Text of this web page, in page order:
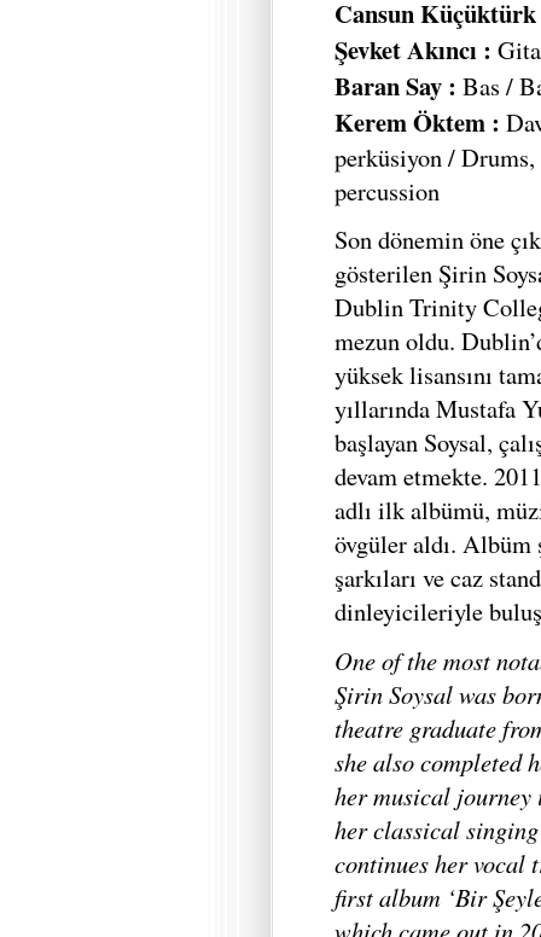
Cansun
Şevket Akıncı :
Baran Say : Bas /
Kerem Öktem :
perküsiyon / Drums,
percussion
Son dönemin öne
gösterilen Şirin
Dublin Trinity
mezun oldu.
yüksek lisansını
yıllarında Mustafa
başlayan Soysal,
devam etmekte.
adlı ilk albümü,
övgüler aldı. Albüm
şarkıları ve caz
dinleyicileriyle
One of the most
Şirin Soysal was
theatre graduate
she also completed
her musical
her classical
continues her vocal
first album ‘Bir